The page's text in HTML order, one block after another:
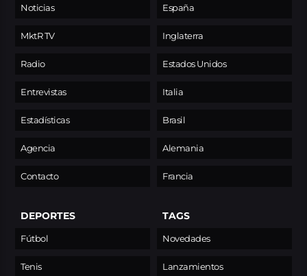
Noticias
MktR TV
Radio
Entrevistas
Estadísticas
Agencia
Contacto
España
Inglaterra
Estados Unidos
Italia
Brasil
Alemania
Francia
DEPORTES
Fútbol
Tenis
TAGS
Novedades
Lanzamientos